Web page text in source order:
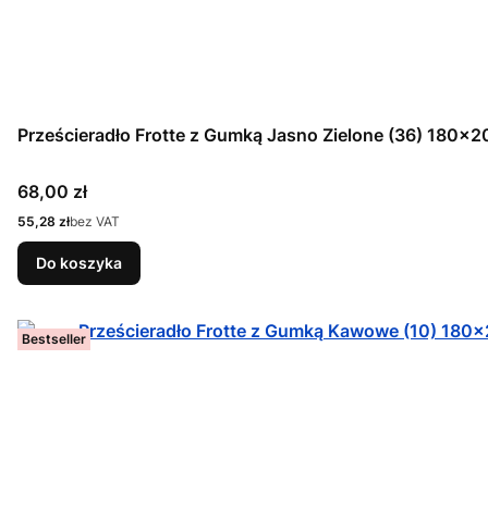
Prześcieradło Frotte z Gumką Jasno Zielone (36)
Cena
68,00 zł
Cena
55,28 złbez VAT
Do koszyka
Bestseller